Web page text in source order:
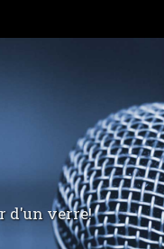
d'un verre!